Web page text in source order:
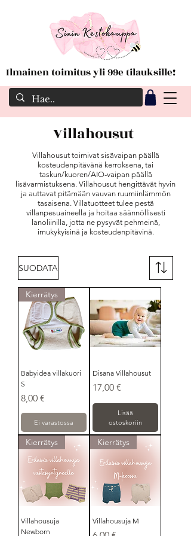
Ilmainen toimitus yli 99e tilauksille!
Villahousut
Villahousut toimivat sisävaipan päällä
kosteudenpitävänä kerroksena, tai
taskun/kuoren/AIO-vaipan päällä
lisävarmistuksena. Villahousut hengittävät hyvin
ja auttavat pitämään vauvan ruumiinlämmön
tasaisena. Villatuotteet tulee pestä
villanpesuaineella ja hoitaa säännöllisesti
lanoliinilla, jotta ne pysyvät pehmeinä,
imukykyisinä ja kosteudenpitävinä.
SUODATA
Kierrätys
Babyidea villakuori
S
Hinta
8,00 €
Ei varastossa
Disana Villahousut
Hinta
17,00 €
Lisää
ostoskoriin
Kierrätys
Villahousuja
Newborn
Kierrätys
Villahousuja M